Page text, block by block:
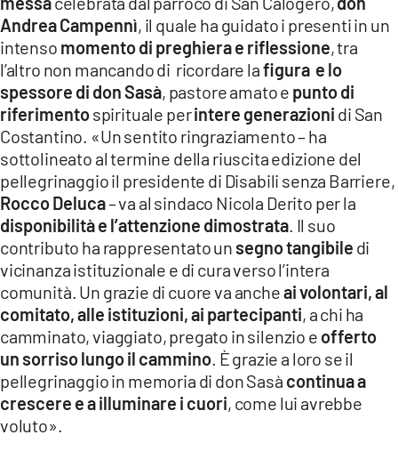
Andrea Campennì, il quale ha guidato i presenti in un
intenso momento di preghiera e riflessione, tra
l’altro non mancando di ricordare lafigura e lo
spessore di don Sasà, pastore amato e punto di
riferimentospirituale perintere generazioni di San
Costantino. «Un sentito ringraziamento – ha
sottolineato al termine della riuscita edizione del
pellegrinaggio il presidente di Disabili senza Barriere,
Rocco Deluca– va al sindaco Nicola Derito per la
disponibilità e l’attenzione dimostrata. Il suo
contributo ha rappresentato un segno tangibile di
vicinanza istituzionale e di cura verso l’intera
comunità. Un grazie di cuore va ancheai volontari, al
comitato, alle istituzioni, ai partecipanti, a chi ha
camminato, viaggiato, pregato in silenzio e offerto
un sorriso lungo il cammino. È grazie a loro se il
pellegrinaggio in memoria di don Sasà continua a
crescere e a illuminare i cuori, come lui avrebbe
voluto».